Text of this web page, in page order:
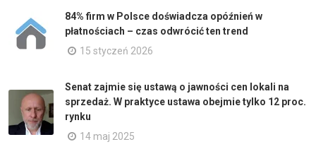
84% firm w Polsce doświadcza opóźnień w
płatnościach – czas odwrócić ten trend
15 styczeń 2026
Senat zajmie się ustawą o jawności cen lokali na
sprzedaż. W praktyce ustawa obejmie tylko 12 proc.
rynku
14 maj 2025